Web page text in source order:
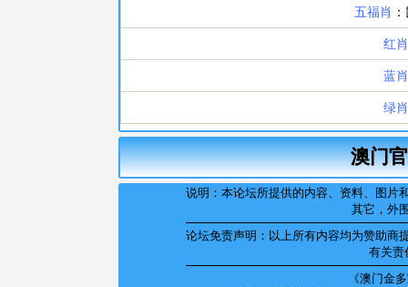
澳门
说明：本论坛所提供的内容、资料、图
其它，外
论坛免责声明：以上所有内容均为赞助商
有关责
《澳门金